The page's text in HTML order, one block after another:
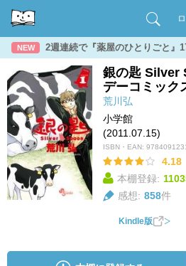
NEW 2週連続で『薬屋のひとりごと』
銀の匙 Silver
デーコミック
荒川弘
小学館
(2011.07.15)
ISBN・EAN:
4.18
本棚登録:
感想: 858件
Kindle版